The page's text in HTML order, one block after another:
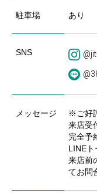
駐車場 あり
SNS
メッセージ
※ご好
来店受
完全予
LINEト
来店前
てお問